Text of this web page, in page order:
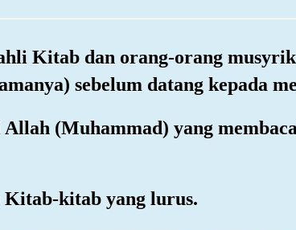
Kitab dan orang-orang
sebelum datang kepada
(Muhammad) yang
kitab yang lurus.